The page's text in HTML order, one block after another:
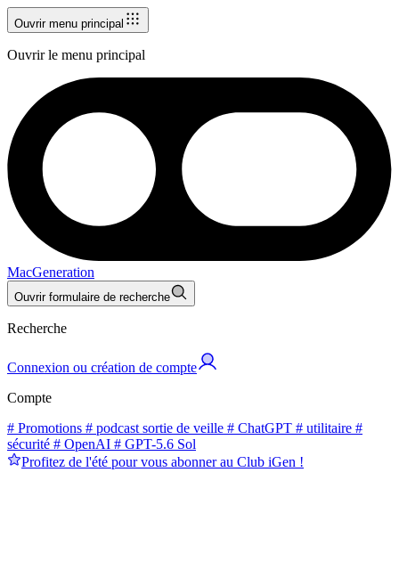
Ouvrir menu principal
Ouvrir le menu principal
MacGeneration
Ouvrir formulaire de recherche
Recherche
Connexion ou création de compte
Compte
# Promotions # podcast sortie de veille # ChatGPT # utilitaire #
sécurité # OpenAI # GPT-5.6 Sol
Profitez de l'été pour vous abonner au Club iGen !